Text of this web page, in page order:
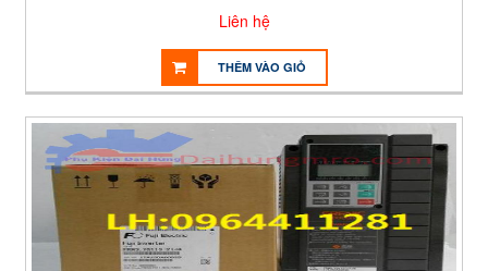
Liên hệ
THÊM VÀO GIỎ